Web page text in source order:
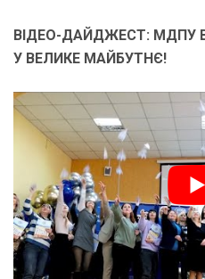
ВІДЕО-ДАЙДЖЕСТ: МДПУ
У ВЕЛИКЕ МАЙБУТНЄ!